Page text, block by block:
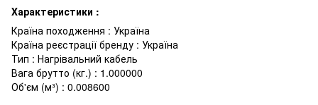
Характеристики :
Країна походження : Україна
Країна реєстрації бренду : Україна
Тип : Нагрівальний кабель
Вага брутто (кг.) : 1.000000
Об'єм (м³) : 0.008600